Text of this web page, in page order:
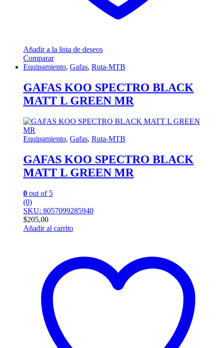
Añadir a la lista de deseos
Comparar
Equipamiento, Gafas, Ruta-MTB
GAFAS KOO SPECTRO BLACK
MATT L GREEN MR
Equipamiento, Gafas, Ruta-MTB
GAFAS KOO SPECTRO BLACK
MATT L GREEN MR
0 out of 5
(0)
SKU: 8057099285940
$205,00
Añadir al carrito